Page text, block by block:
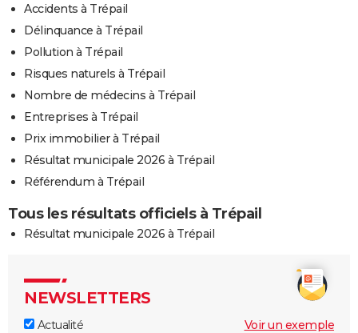
Accidents à Trépail
Délinquance à Trépail
Pollution à Trépail
Risques naturels à Trépail
Nombre de médecins à Trépail
Entreprises à Trépail
Prix immobilier à Trépail
Résultat municipale 2026 à Trépail
Référendum à Trépail
Tous les résultats officiels à Trépail
Résultat municipale 2026 à Trépail
NEWSLETTERS
Actualité
Voir un exemple